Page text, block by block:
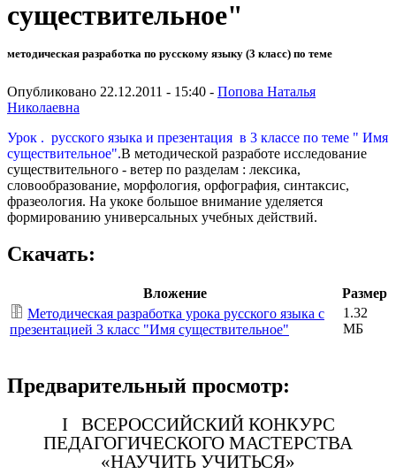
существительное"
методическая разработка по русскому языку (3 класс) по теме
Опубликовано 22.12.2011 - 15:40 - Попова Наталья
Николаевна
Урок . русского языка и презентация в 3 классе по теме " Имя
существительное".В методической разработе исследование
существительного - ветер по разделам : лексика,
словообразование, морфология, орфография, синтаксис,
фразеология. На укоке большое внимание уделяется
формированию универсальных учебных действий.
Скачать:
Вложение
Размер
Методическая разработка урока русского языка с
презентацией 3 класс "Имя существительное"
1.32
МБ
Предварительный просмотр:
I ВСЕРОССИЙСКИЙ КОНКУРС
ПЕДАГОГИЧЕСКОГО МАСТЕРСТВА
«НАУЧИТЬ УЧИТЬСЯ»